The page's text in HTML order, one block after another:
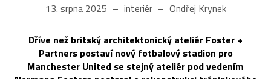
13. srpna 2025 interiér Ondřej Krynek
Dříve než britský architektonický ateliér Foster +
Partners postaví nový fotbalový stadion pro
Manchester United se stejný ateliér pod vedením